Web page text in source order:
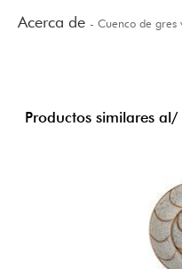
Acerca de - Cuenco de gres
Productos similares